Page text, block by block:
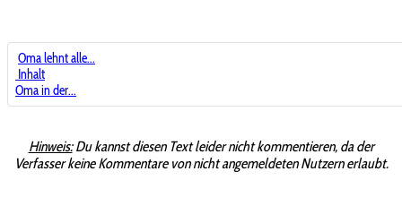
Oma lehnt alle...
Inhalt
Oma in der...
Hinweis:Du kannst diesen Text leider nicht kommentieren, da der
Verfasser keine Kommentare von nicht angemeldeten Nutzern erlaubt.